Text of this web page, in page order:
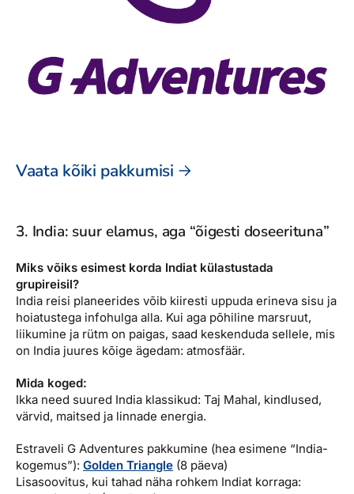
Vaata kõiki pakkumisi
3. India: suur elamus, aga “õigesti doseerituna”
Miks võiks esimest korda Indiat külastustada
grupireisil?
India reisi planeerides võib kiiresti uppuda erineva sisu ja
hoiatustega infohulga alla. Kui aga põhiline marsruut,
liikumine ja rütm on paigas, saad keskenduda sellele, mis
on India juures kõige ägedam: atmosfäär.
Mida koged:
Ikka need suured India klassikud: Taj Mahal, kindlused,
värvid, maitsed ja linnade energia.
Estraveli G Adventures pakkumine (hea esimene “India-
kogemus”): Golden Triangle (8 päeva)
Lisasoovitus, kui tahad näha rohkem Indiat korraga: